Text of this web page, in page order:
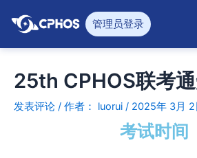
管理员登录
25th CPHOS联考
发表评论 / 作者： luorui / 2025年 3月 2
考试时间